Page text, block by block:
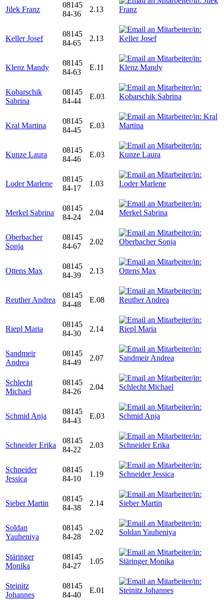
Jilek Franz
08145
84-36
2.13
Keller Josef
08145
84-65
2.13
Klenz Mandy
08145
84-63
E.11
Kobarschik
Sabrina
08145
84-44
E.03
Kral Martina
08145
84-45
E.03
Kunze Laura
08145
84-46
E.03
Loder Marlene
08145
84-17
1.03
Merkel Sabrina
08145
84-24
2.04
Oberbacher
Sonja
08145
84-67
2.02
Ottens Max
08145
84-39
2.13
Reuther Andrea
08145
84-48
E.08
Riepl Maria
08145
84-30
2.14
Sandmeir
Andrea
08145
84-49
2.07
Schlecht
Michael
08145
84-26
2.04
Schmid Anja
08145
84-43
E.03
Schneider Erika
08145
84-22
2.03
Schneider
Jessica
08145
84-10
1.19
Sieber Martin
08145
84-38
2.14
Soldan
Yauheniya
08145
84-28
2.02
Stäringer
Monika
08145
84-27
1.05
Steinitz
Johannes
08145
84-40
E.01